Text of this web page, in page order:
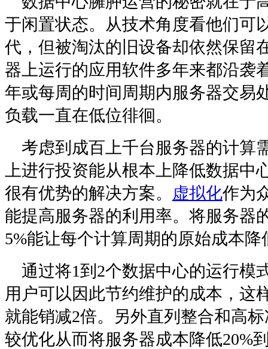
于闲置状态。从技术角度看他们可
代，但被淘汰的旧设备却依然保留
器上运行的应用软件多年来都沿袭
年或每周的时间周期内服务器交易
负载一直在低位徘徊。
考虑到成百上千台服务器的计算
上进行投资能从根本上降低数据中
很有优势的解决方案。 虚拟化作为
能提高服务器的利用率。将服务器
5%能让每个计算周期的原始成本降
通过将1到2个数据中心的运行模
用户可以因此节约维护的成本，这
就能销减2倍。另外直列整合和高
较优化从而将服务器成本降低20%